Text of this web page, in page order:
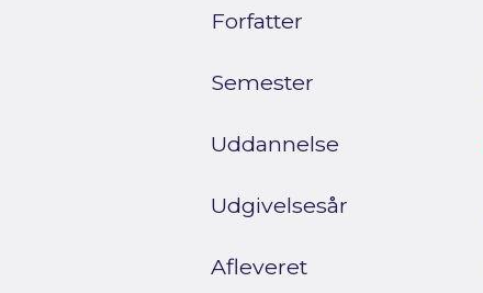
Forfatter
Semester
Uddannelse
Udgivelsesår
Afleveret